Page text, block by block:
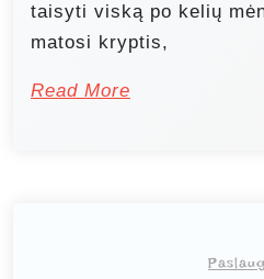
taisyti viską po kelių
matosi kryptis,
Read More